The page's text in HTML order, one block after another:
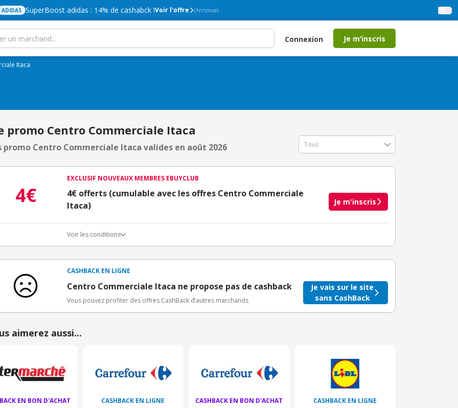
ADIDAS SuperBoost adidas : 14% de cashabck !Voir l'offre (Annonce)
Connexion Je m’inscris
Itaca
promo Centro Commerciale Itaca
promo Centro Commerciale Itaca valides en août 2026
4€
EXCLUSIF NOUVEAUX MEMBRES EBUYCLUB
4€ offerts (cumulable avec les offres Centro Commerciale
Itaca)
Je m'inscris
Voir les conditions
3€ de bienvenue crédités immédiatement + 1€ supplémentaire crédité après le téléchargement de l'alerte
Offre réservée à une toute première inscription chez eBuyClub.
CASHBACK EN LIGNE
Centro Commerciale Itaca ne propose pas de cashback
Vous pouvez profiter des offres CashBack d’autres marchands
Je vais sur le site
sans CashBack
aimerez aussi...
EN BON D'ACHAT CASHBACK EN LIGNE CASHBACK EN BON D'ACHAT CASHBACK EN LIGNE